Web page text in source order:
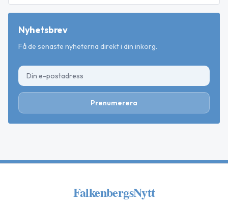
Nyhetsbrev
Få de senaste nyheterna direkt i din inkorg.
Prenumerera
FalkenbergsNytt